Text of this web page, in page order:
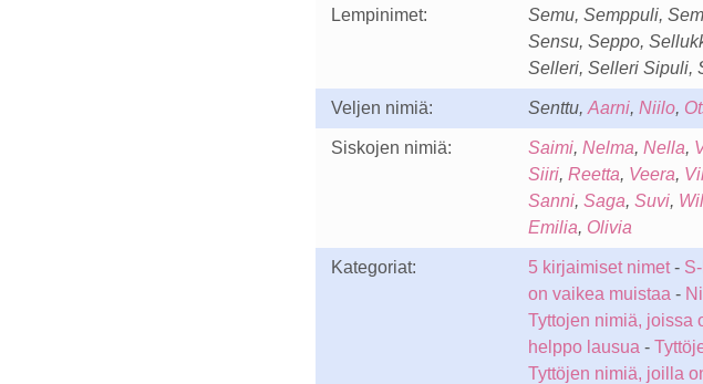
Lempinimet:
Semu, Semppuli,
Sensu, Seppo,
Selleri, Selleri Sipuli,
Veljen nimiä: Senttu, Aarni, Niilo,
Siskojen nimiä: Saimi, Nelma, Nella,
Siiri, Reetta, Veera,
Sanni, Saga, Suvi,
Emilia, Olivia
Kategoriat: 5 kirjaimiset nimet-
on vaikea muistaa -
Tyttojen nimiä, joissa
helppo lausua -
Tyttöjen nimiä, joilla